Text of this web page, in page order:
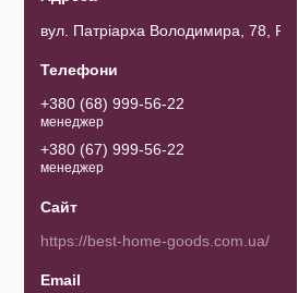
вул. Патріарха Володимира, 78,
+380 (68) 999-56-22
менеджер
+380 (67) 999-56-22
менеджер
https://best-home-goods.com.ua/